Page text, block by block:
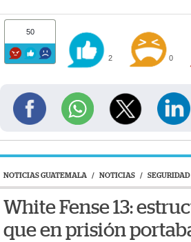
50
2 0
NOTICIAS GUATEMALA / NOTICIAS /
White Fense 13:
que en prisión